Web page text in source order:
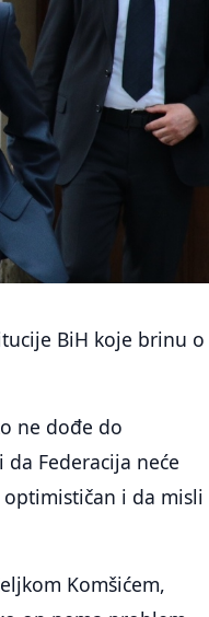
BiH koje brinu o
ne dođe do
Federacija neće
i da misli
Komšićem,